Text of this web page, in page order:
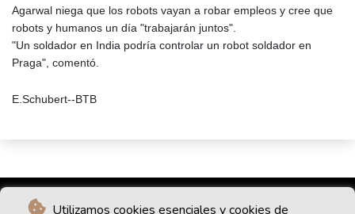
Utilizamos cookies esenciales y cookies de
Agarwal niega que los robots vayan a robar empleos y cree que
robots y humanos un día "trabajarán juntos".
"Un soldador en India podría controlar un robot soldador en
Praga", comentó.
E.Schubert--BTB